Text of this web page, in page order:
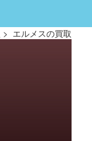
> エルメスの買取